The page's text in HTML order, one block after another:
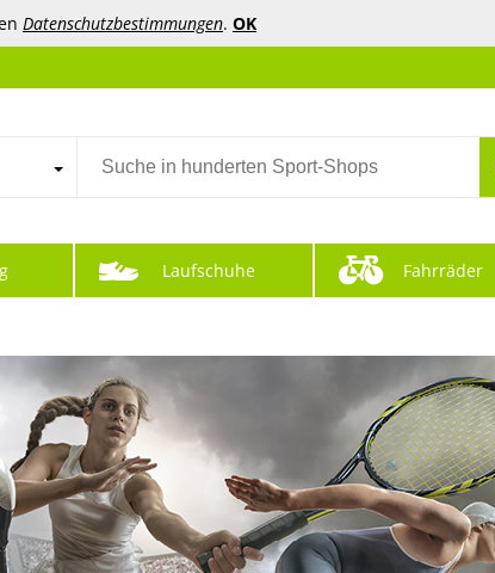
Datenschutzbestimmungen. OK
Laufschuhe Fahrräder